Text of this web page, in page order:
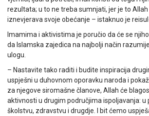
rezultata; u to ne treba sumnjati, jer je to Allah
iznevjerava svoje obećanje – istaknuo je
Imamima i aktivistima je poručio da će se
da Islamska zajedica na najbolji način
ulogu.
– Nastavite tako raditi i budite inspiracija
uspješni u duhovnom oporavku naroda i
za njegove siromašne članove, Allah će
aktivnosti u drugim područjima ispoljavanja: u
školstvu, zdravstvu i drugdje. I bit ćemo